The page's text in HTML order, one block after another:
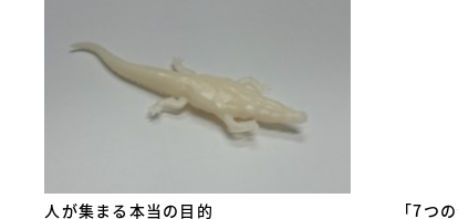
人が集まる本当の目的 「7つ